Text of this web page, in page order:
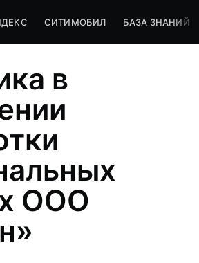
СИТИМОБИЛ БАЗА ЗНАНИЙ
в
ООО